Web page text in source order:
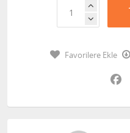
Favorilere Ekle